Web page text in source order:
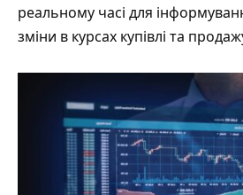
реальному часі для
зміни в курсах купівлі та